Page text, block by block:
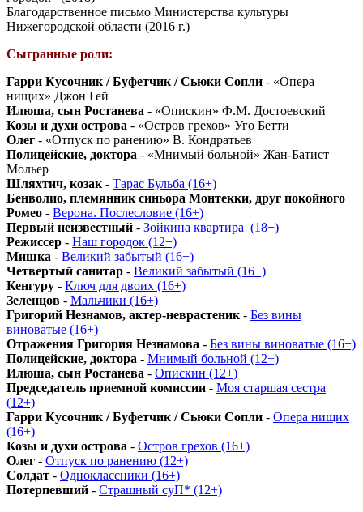
Благодарственное письмо Министерства культуры
Нижегородской области (2016 г.)
Сыгранные роли:
Гарри Кусочник / Буфетчик / Сьюки Сопли - «Опера
нищих» Джон Гей
Илюша, сын Ростанева - «Опискин» Ф.М. Достоевский
Козы и духи острова - «Остров грехов» Уго Бетти
Олег - «Отпуск по ранению» В. Кондратьев
Полицейские, доктора - «Мнимый больной» Жан-Батист
Мольер
Шляхтич, козак - Тарас Бульба (16+)
Бенволио, племянник синьора Монтекки, друг покойного
Ромео - Верона. Послесловие (16+)
Первый неизвестный - Зойкина квартира_(18+)
Режиссер - Наш городок (12+)
Мишка - Великий забытый (16+)
Четвертый санитар - Великий забытый (16+)
Кенгуру - Ключ для двоих (16+)
Зеленцов - Мальчики (16+)
Григорий Незнамов, актер-неврастеник - Без вины
виноватые (16+)
Отражения Григория Незнамова - Без вины виноватые (16+)
Полицейские, доктора - Мнимый больной (12+)
Илюша, сын Ростанева - Опискин (12+)
Председатель приемной комиссии - Моя старшая сестра
(12+)
Гарри Кусочник / Буфетчик / Сьюки Сопли - Опера нищих
(16+)
Козы и духи острова - Остров грехов (16+)
Олег - Отпуск по ранению (12+)
Солдат - Одноклассники (16+)
Потерпевший - Страшный суП* (12+)